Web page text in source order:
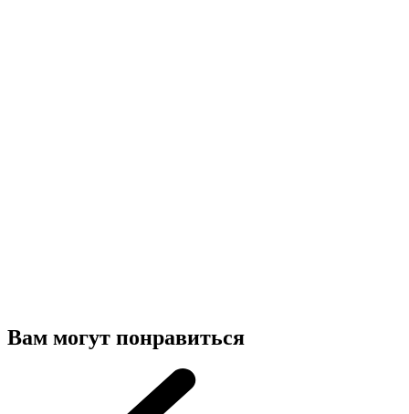
Вам могут понравиться